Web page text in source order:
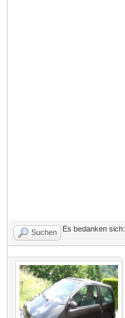
Suchen Es bedanken sich: